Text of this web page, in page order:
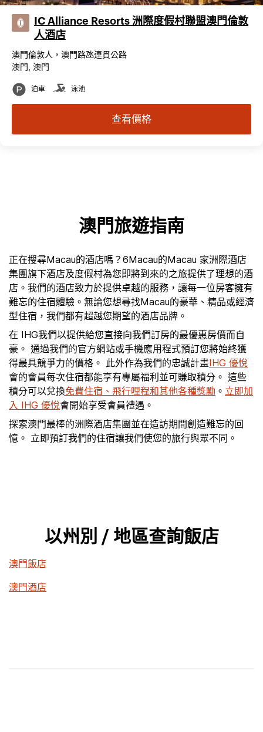
IC Alliance Resorts 洲際度假村聯盟澳門倫敦
人酒店
澳門倫敦人，澳門路氹連貫公路
澳門, 澳門
泊車 泳池
查看價格
澳門旅遊指南
正在搜尋Macau的酒店嗎？6Macau的Macau 家洲際酒店
集團旗下酒店及度假村為您即將到來的之旅提供了理想的酒
店。我們的酒店致力於提供卓越的服務，讓每一位房客擁有
難忘的住宿體驗。無論您想尋找Macau的豪華、精品或經濟
型住宿，我們都有超越您期望的酒店品牌。
在 IHG我們以提供給您直接向我們訂房的最優惠房價而自
豪。 通過我們的官方網站或手機應用程式預訂您將始終獲
得最具競爭力的價格。 此外作為我們的忠誠計畫IHG 優悅
會的會員每次住宿都能享有專屬福利並可賺取積分。 這些
積分可以兌換免費住宿、飛行哩程和其他各種獎勵 。 立即加
入 IHG 優悅會開始享受會員禮遇。
探索澳門最棒的洲際酒店集團並在造訪期間創造難忘的回
憶。 立即預訂我們的住宿讓我們使您的旅行與眾不同。
以州別 / 地區查詢飯店
澳門飯店
澳門酒店